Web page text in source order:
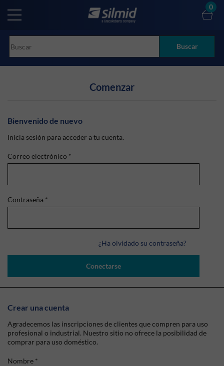
main
Buscar
0
Comenzar
Bienvenido de nuevo
Inicia sesión para acceder a tu cuenta.
Correo electrónico *
Contraseña *
¿Ha olvidado su contraseña?
Conectarse
Crear una cuenta
Agradecemos las inscripciones de clientes que compren para uso
profesional o industrial. Nuestro sitio no ofrece la posibilidad de
comprar para uso doméstico.
Nombre *